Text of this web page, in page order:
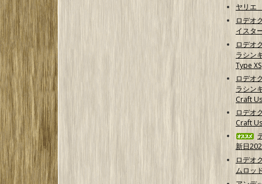
ヤリエ
ロデオ
イスタ
ロデオ
ラシン
Type XS
ロデオ
ラシン
Craft
ロデオ
Craft
新日
ロデオ
ムロッ